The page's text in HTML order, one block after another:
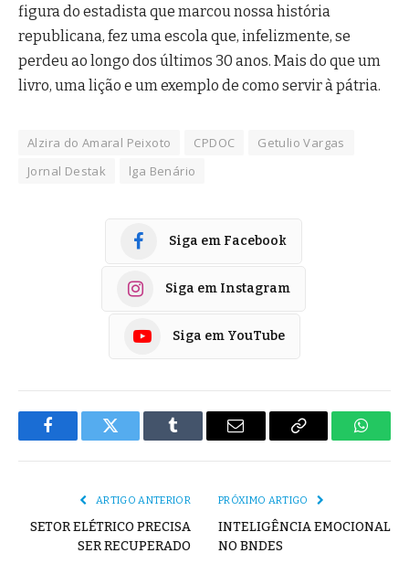
figura do estadista que marcou nossa história
republicana, fez uma escola que, infelizmente, se
perdeu ao longo dos últimos 30 anos. Mais do que um
livro, uma lição e um exemplo de como servir à pátria.
Alzira do Amaral Peixoto CPDOC
Getulio Vargas
Jornal Destak
lga Benário
Siga em Facebook
Siga em Instagram
Siga em YouTube
FacebookTwitter Tumblr
E-
Copiar
ARTIGO ANTERIOR
SETOR ELÉTRICO PRECISA
SER RECUPERADO
PRÓXIMO ARTIGO
INTELIGÊNCIA EMOCIONAL
NO BNDES